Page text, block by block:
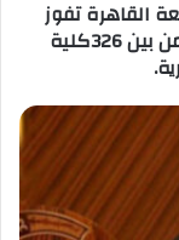
القاهرة تفوز
بالمركز الثاني بجائزة التميز الحكومي من بين 326كلية